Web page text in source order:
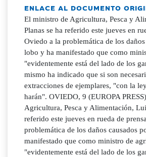
ENLACE AL DOCUMENTO
El ministro de Agricultura, Pesca y
Planas se ha referido este jueves en
Oviedo a la problemática de los
lobo y ha manifestado que como
"evidentemente está del lado de los
mismo ha indicado que si son
extracciones de ejemplares, "con la
harán". OVIEDO, 9 (EUROPA
Agricultura, Pesca y Alimentación,
referido este jueves en rueda de
problemática de los daños causados
manifestado que como ministro de
"evidentemente está del lado de los